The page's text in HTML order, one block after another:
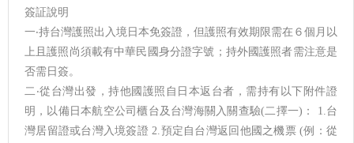
簽証說明
一‧持台灣護照出入境日本免簽證，但護照有效期限需在６個月以
上且護照尚須載有中華民國身分證字號；持外國護照者需注意是
否需日簽。
二‧從台灣出發，持他國護照自日本返台者，需持有以下附件證
明，以備日本航空公司櫃台及台灣海關入關查驗(二擇一)： 1.台
灣居留證或台灣入境簽證 2.預定自台灣返回他國之機票 (例：從